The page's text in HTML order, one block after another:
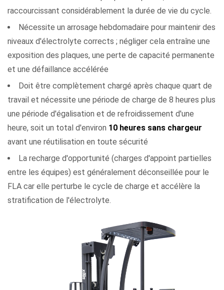
déterminent
durée
de
vie
totale
de
la
batterie
3.1
Profondeur
décharge
cycle
raccourcissant considérablement la durée de vie du cycle.
Nécessite un arrosage hebdomadaire pour maintenir des
niveaux d'électrolyte corrects ; négliger cela entraîne une
exposition des plaques, une perte de capacité permanente
et une défaillance accélérée
Doit être complètement chargé après chaque quart de
travail et nécessite une période de charge de 8 heures plus
une période d'égalisation et de refroidissement d'une
heure, soit un total d'environ 10 heures sans chargeur
avant une réutilisation en toute sécurité
La recharge d'opportunité (charges d'appoint partielles
entre les équipes) est généralement déconseillée pour le
FLA car elle perturbe le cycle de charge et accélère la
stratification de l'électrolyte.